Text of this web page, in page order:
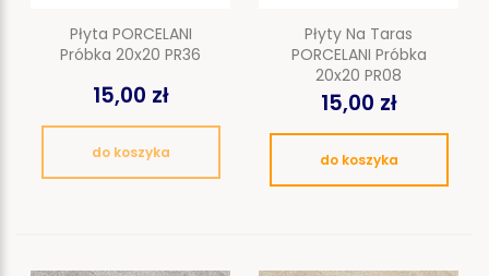
Płyta PORCELANI
Próbka 20x20 PR36
15,00 zł
do koszyka
Płyty Na Taras
PORCELANI Próbka
20x20 PR08
15,00 zł
do koszyka